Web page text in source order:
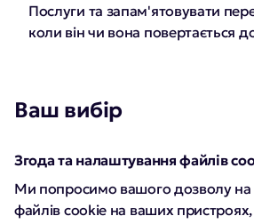
Послуги та запам'ятовувати
коли він чи вона повертається
Ваш вибір
Згода та налаштування файлів
Ми попросимо вашого дозволу
файлів cookie на ваших